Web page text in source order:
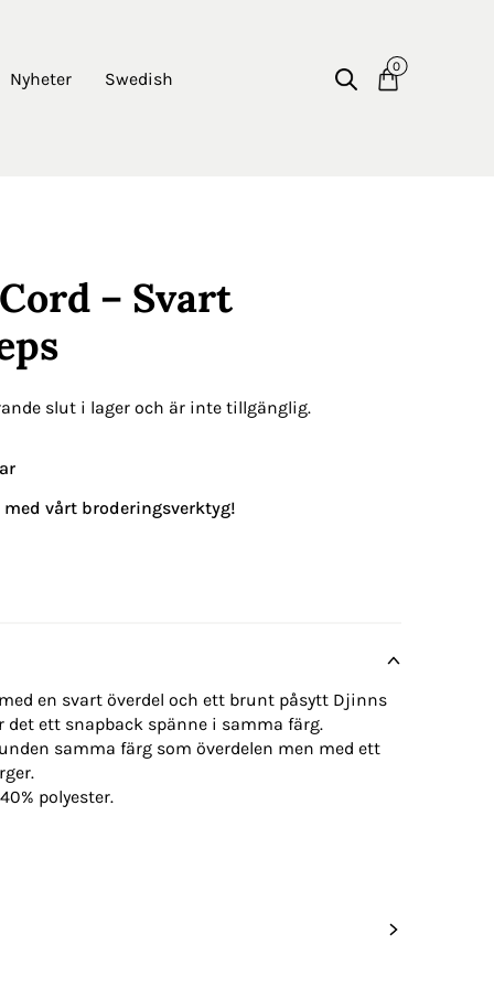
Nyheter Swedish
0
– Svart
slut i lager och är inte tillgänglig.
vårt broderingsverktyg!
en svart överdel och ett brunt påsytt Djinns
ett snapback spänne i samma färg.
samma färg som överdelen men med ett
polyester.